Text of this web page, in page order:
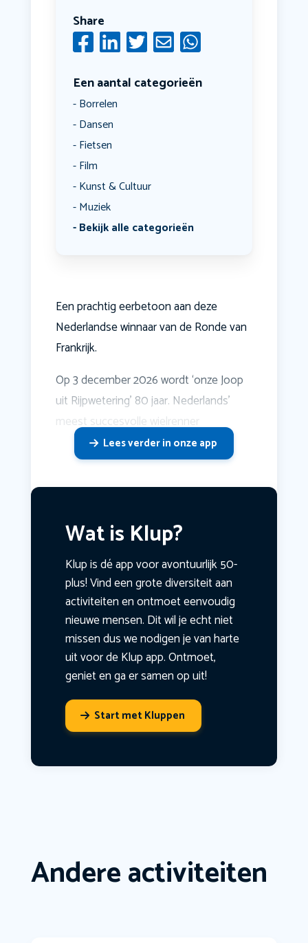
Share
Een aantal categorieën
Borrelen
Dansen
Fietsen
Film
Kunst & Cultuur
Muziek
Bekijk alle categorieën
Een prachtig eerbetoon aan deze
Nederlandse winnaar van de Ronde van
Frankrijk.
Op 3 december 2026 wordt ‘onze Joop
uit Rijpwetering’ 80 jaar. Nederlands’
meest succesvolle wielrenner
Lees verder in onze app
Wat is Klup?
Klup is dé app voor avontuurlijk 50-
plus! Vind een grote diversiteit aan
activiteiten en ontmoet eenvoudig
nieuwe mensen. Dit wil je echt niet
missen dus we nodigen je van harte
uit voor de Klup app. Ontmoet,
geniet en ga er samen op uit!
Start met Kluppen
Andere activiteiten